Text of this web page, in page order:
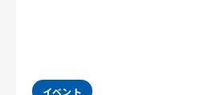
イベント